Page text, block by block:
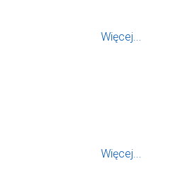
Więcej...
Więcej...